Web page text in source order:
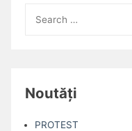
for:
Noutăți
PROTEST